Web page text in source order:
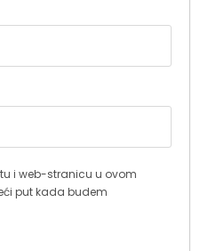
i web-stranicu u ovom
put kada budem